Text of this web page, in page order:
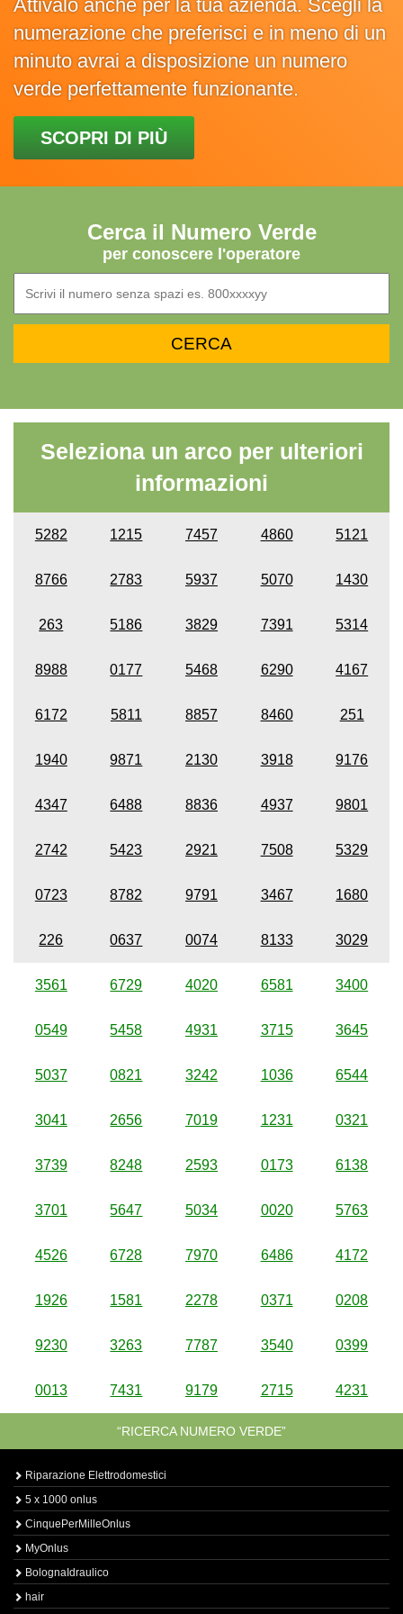
Attivalo anche per la tua azienda. Scegli la
numerazione che preferisci e in meno di un
minuto avrai a disposizione un numero
verde perfettamente funzionante.
SCOPRI DI PIÙ
Cerca il Numero Verde
per conoscere l'operatore
Seleziona un arco per ulteriori
informazioni
5282 1215 7457 4860 5121
8766 2783 5937 5070 1430
263 5186 3829 7391 5314
8988 0177 5468 6290 4167
6172 5811 8857 8460 251
1940 9871 2130 3918 9176
4347 6488 8836 4937 9801
2742 5423 2921 7508 5329
0723 8782 9791 3467 1680
226 0637 0074 8133 3029
3561 6729 4020 6581 3400
0549 5458 4931 3715 3645
5037 0821 3242 1036 6544
3041 2656 7019 1231 0321
3739 8248 2593 0173 6138
3701 5647 5034 0020 5763
4526 6728 7970 6486 4172
1926 1581 2278 0371 0208
9230 3263 7787 3540 0399
0013 7431 9179 2715 4231
“RICERCA NUMERO VERDE”
Riparazione Elettrodomestici
5 x 1000 onlus
CinquePerMilleOnlus
MyOnlus
BolognaIdraulico
hair